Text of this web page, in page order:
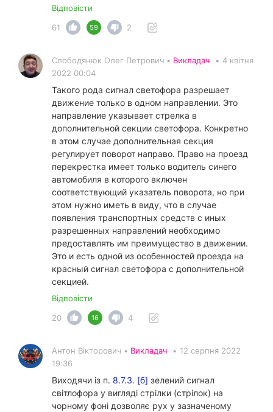
Відповісти
61
59 2
Слободянюк Олег Петрович • Викладач • 4 квітня
2022 00:04
Такого рода сигнал светофора разрешает
движение только в одном направлении. Это
направление указывает стрелка в
дополнительной секции светофора. Конкретно
в этом случае дополнительная секция
регулирует поворот направо. Право на проезд
перекрестка имеет только водитель синего
автомобиля в которого включен
соответствующий указатель поворота, но при
этом нужно иметь в виду, что в случае
появления транспортных средств с иных
разрешенных направлений необходимо
предоставлять им преимущество в движении.
Это и есть одной из особенностей проезда на
красный сигнал светофора с дополнительной
секцией.
Відповісти
20
16 4
Антон Вікторович • Викладач • 12 серпня 2022
19:36
Виходячи із п. 8.7.3. [б] зелений сигнал
світлофора у вигляді стрілки (стрілок) на
чорному фоні дозволяє рух у зазначеному